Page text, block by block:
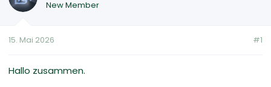
l
r
l
a
g
New Member
15. Mai 2026 #1
Hallo zusammen.